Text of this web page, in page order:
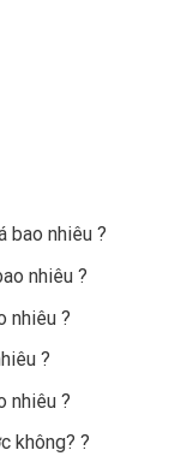
bao nhiêu ?
nhiêu ?
nhiêu ?
?
nhiêu ?
không? ?